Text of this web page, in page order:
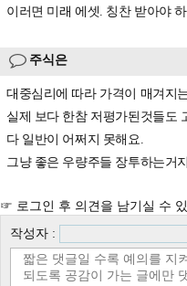
이러면 미래 에셋. 칭찬 받아야
주식은
대중심리에 따라 가격이 매겨지
실제 보다 한참 저평가된것들도
다 일반이 어쩌지 못해요.
그냥 좋은 우량주들 장투하는거지
☞ 로그인 후 의견을 남기실 수
작성자 :